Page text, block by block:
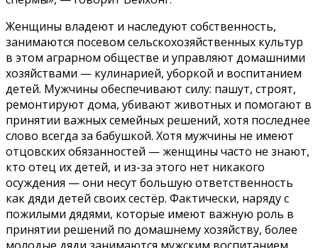
Женщины владеют и наследуют собственность,
занимаются посевом сельскохозяйственных культур
в этом аграрном обществе и управляют домашними
хозяйствами — кулинарией, уборкой и воспитанием
детей. Мужчины обеспечивают силу: пашут, строят,
ремонтируют дома, убивают животных и помогают в
принятии важных семейных решений, хотя последнее
слово всегда за бабушкой. Хотя мужчины не имеют
отцовских обязанностей — женщины часто не знают,
кто отец их детей, и из-за этого нет никакого
осуждения — они несут большую ответственность
как дяди детей своих сестёр. Фактически, наряду с
пожилыми дядями, которые имеют важную роль в
принятии решений по домашнему хозяйству, более